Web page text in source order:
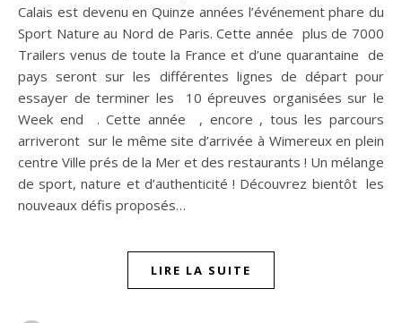
Calais est devenu en Quinze années l’événement phare du
Sport Nature au Nord de Paris. Cette année plus de 7000
Trailers venus de toute la France et d’une quarantaine de
pays seront sur les différentes lignes de départ pour
essayer de terminer les 10 épreuves organisées sur le
Week end . ​Cette année , encore , tous les parcours
arriveront sur le même site d’arrivée à Wimereux en plein
centre Ville prés de la Mer et des restaurants ! Un mélange
de sport, nature et d’authenticité ! Découvrez bientôt les
nouveaux défis proposés…
LIRE LA SUITE